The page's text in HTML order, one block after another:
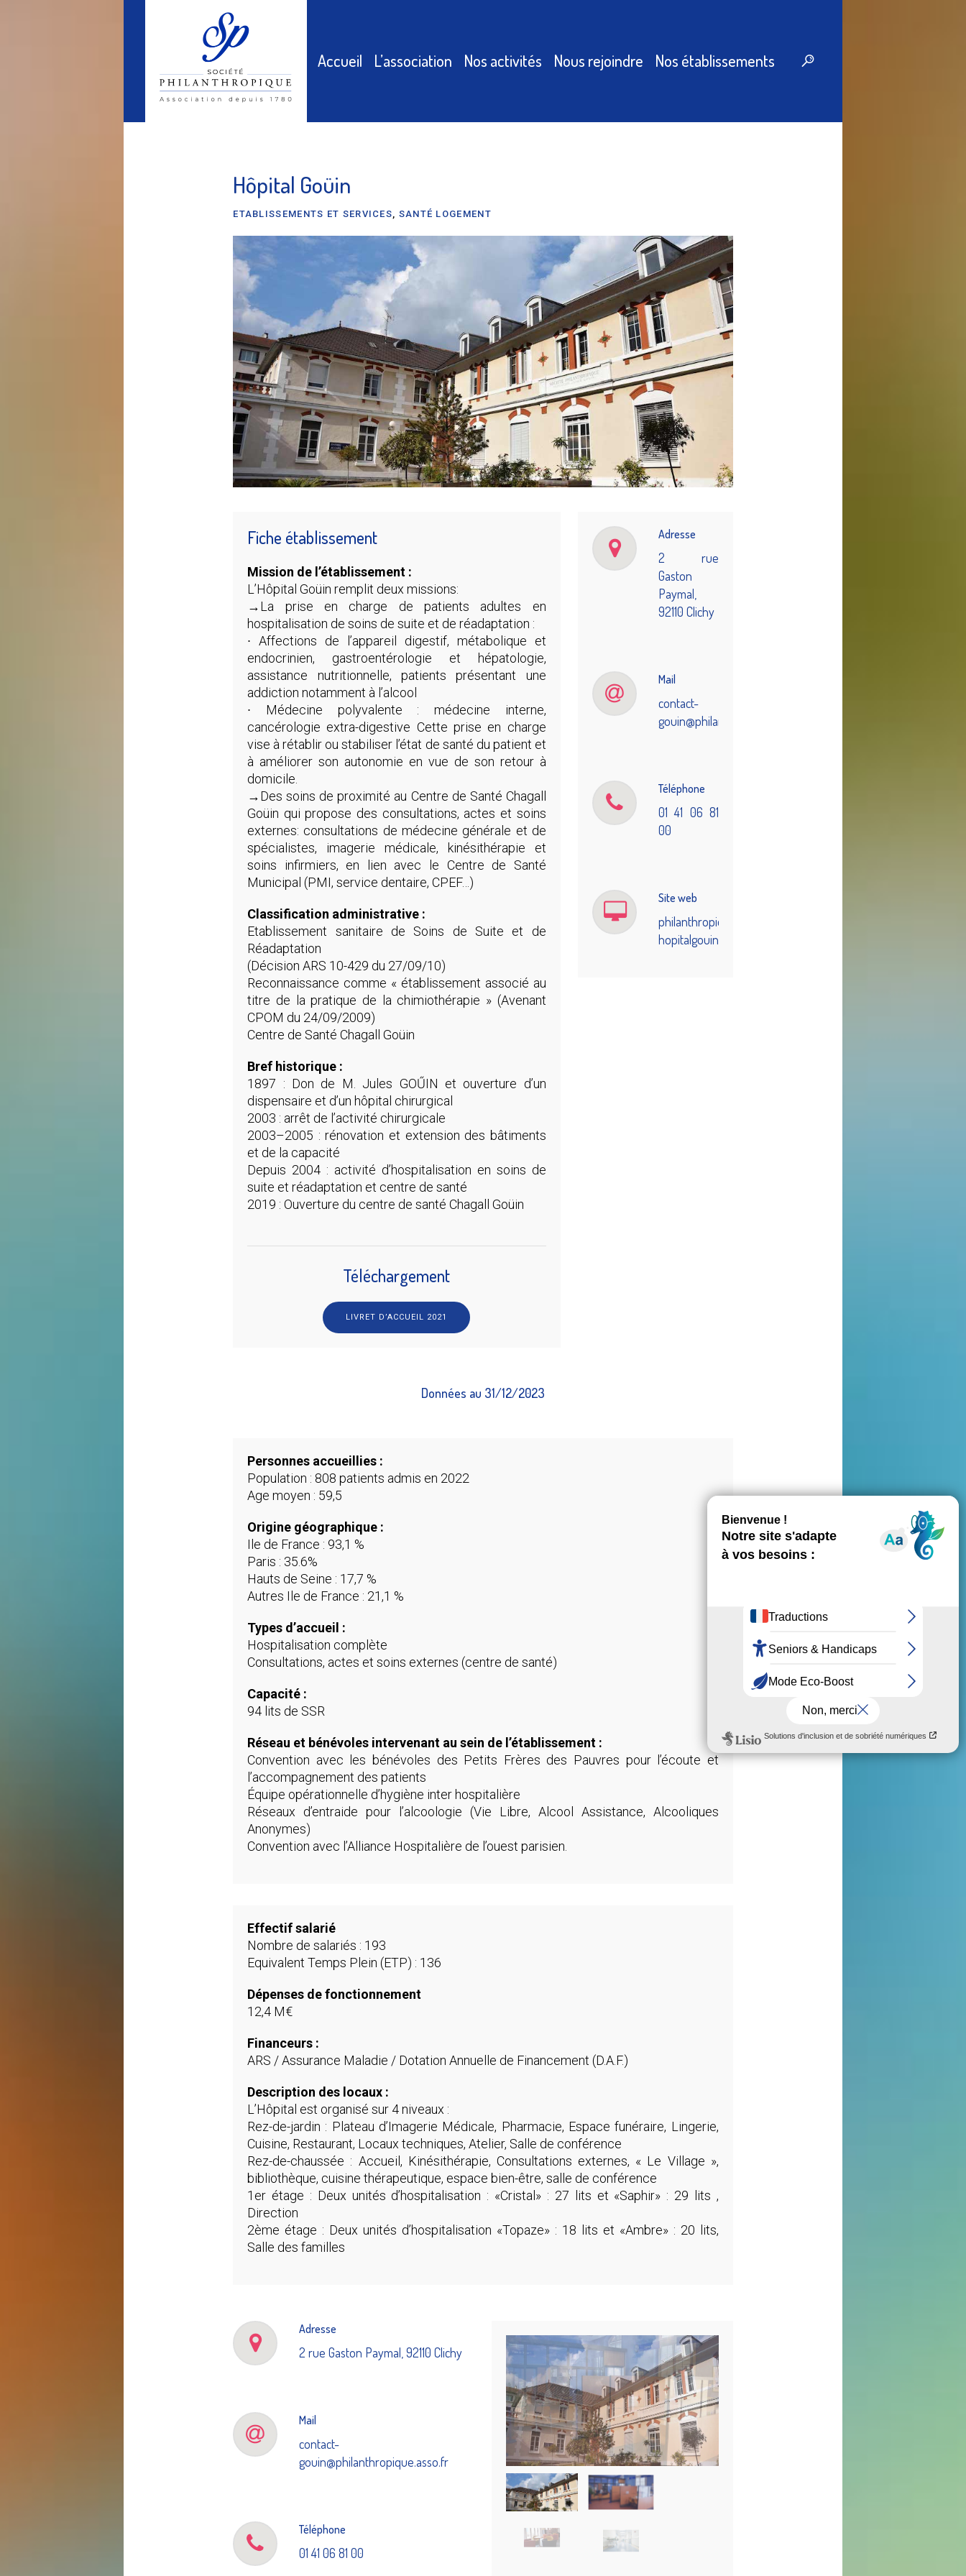
Accueil L’association Nos activités Nous rejoindre Nos établissements
Hôpital Goüin
ETABLISSEMENTS ET SERVICES, SANTÉ LOGEMENT
Fiche établissement
Mission de l’établissement :
L’Hôpital Goüin remplit deux missions:
→La prise en charge de patients adultes en
hospitalisation de soins de suite et de réadaptation :
∙ Affections de l’appareil digestif, métabolique et
endocrinien, gastroentérologie et hépatologie,
assistance nutritionnelle, patients présentant une
addiction notamment à l’alcool
∙ Médecine polyvalente : médecine interne,
cancérologie extra-digestive Cette prise en charge
vise à rétablir ou stabiliser l’état de santé du patient et
à améliorer son autonomie en vue de son retour à
domicile.
→Des soins de proximité au Centre de Santé Chagall
Goüin qui propose des consultations, actes et soins
externes: consultations de médecine générale et de
spécialistes, imagerie médicale, kinésithérapie et
soins infirmiers, en lien avec le Centre de Santé
Municipal (PMI, service dentaire, CPEF…)
Classification administrative :
Etablissement sanitaire de Soins de Suite et de
Réadaptation
(Décision ARS 10-429 du 27/09/10)
Reconnaissance comme « établissement associé au
titre de la pratique de la chimiothérapie » (Avenant
CPOM du 24/09/2009)
Centre de Santé Chagall Goüin
Bref historique :
1897 : Don de M. Jules GOŰIN et ouverture d’un
dispensaire et d’un hôpital chirurgical
2003 : arrêt de l’activité chirurgicale
2003–2005 : rénovation et extension des bâtiments
et de la capacité
Depuis 2004 : activité d’hospitalisation en soins de
suite et réadaptation et centre de santé
2019 : Ouverture du centre de santé Chagall Goüin
Téléchargement
LIVRET D’ACCUEIL 2021
Adresse
2 rue
Gaston
Paymal,
92110 Clichy
Mail
contact-
gouin@philanthropique.asso.fr
Téléphone
01 41 06 81
00
Site web
philanthropique-
hopitalgouin.fr
Données au 31/12/2023
Personnes accueillies :
Population : 808 patients admis en 2022
Age moyen : 59,5
Origine géographique :
Ile de France : 93,1 %
Paris : 35.6%
Hauts de Seine : 17,7 %
Autres Ile de France : 21,1 %
Types d’accueil :
Hospitalisation complète
Consultations, actes et soins externes (centre de santé)
Capacité :
94 lits de SSR
Réseau et bénévoles intervenant au sein de l’établissement :
Convention avec les bénévoles des Petits Frères des Pauvres pour l’écoute et
l’accompagnement des patients
Équipe opérationnelle d’hygiène inter hospitalière
Réseaux d’entraide pour l’alcoologie (Vie Libre, Alcool Assistance, Alcooliques
Anonymes)
Convention avec l’Alliance Hospitalière de l’ouest parisien.
Effectif salarié
Nombre de salariés : 193
Equivalent Temps Plein (ETP) : 136
Dépenses de fonctionnement
12,4 M€
Financeurs :
ARS / Assurance Maladie / Dotation Annuelle de Financement (D.A.F.)
Description des locaux :
L’Hôpital est organisé sur 4 niveaux :
Rez-de-jardin : Plateau d’Imagerie Médicale, Pharmacie, Espace funéraire, Lingerie,
Cuisine, Restaurant, Locaux techniques, Atelier, Salle de conférence
Rez-de-chaussée : Accueil, Kinésithérapie, Consultations externes, « Le Village »,
bibliothèque, cuisine thérapeutique, espace bien-être, salle de conférence
1er étage : Deux unités d’hospitalisation : «Cristal» : 27 lits et «Saphir» : 29 lits ,
Direction
2ème étage : Deux unités d’hospitalisation «Topaze» : 18 lits et «Ambre» : 20 lits,
Salle des familles
Adresse
2 rue Gaston Paymal, 92110 Clichy
Mail
contact-
gouin@philanthropique.asso.fr
Téléphone
01 41 06 81 00